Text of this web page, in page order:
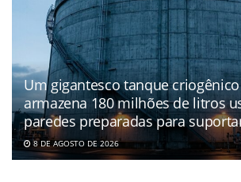
Um gigantesco tanque
armazena 180 milhões de litros
paredes preparadas para
8 DE AGOSTO DE 2026